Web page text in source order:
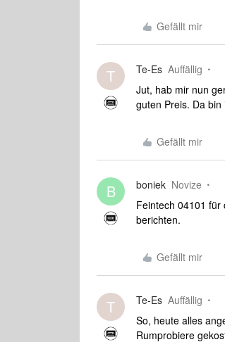
Gefällt mir
T Te-Es Auffällig
Jut, hab mir nun
guten Preis. Da bin
Gefällt mir
B boniek Novize
Feintech 04101 für
berichten.
Gefällt mir
T Te-Es Auffällig
So, heute alles
Rumprobiere